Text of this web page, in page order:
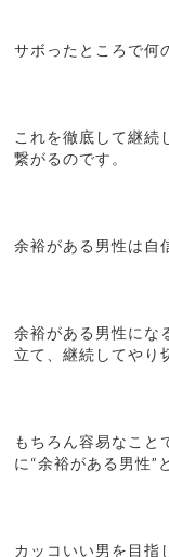
サボったところで何
これを徹底して継続
繋がるのです。
余裕がある男性は自
余裕がある男性にな
立て、継続してやり
もちろん容易なこと
に“余裕がある男性”
カッコいい男を目指